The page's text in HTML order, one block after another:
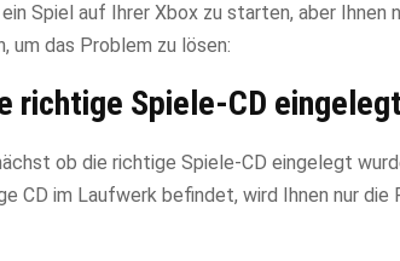
Spiel auf Ihrer Xbox zu starten, aber
um das Problem zu lösen:
richtige Spiele-CD
ob die richtige Spiele-CD eingelegt
CD im Laufwerk befindet, wird Ihnen nur